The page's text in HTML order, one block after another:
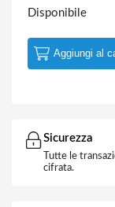
Disponibile
Aggiungi al
Sicurezza
Tutte le
cifrata.